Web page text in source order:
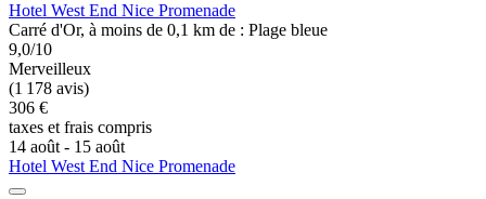
Hotel West End Nice Promenade
Carré d'Or, à moins de 0,1 km de : Plage bleue
9,0/10
Merveilleux
(1 178 avis)
306 €
taxes et frais compris
14 août - 15 août
Hotel West End Nice Promenade